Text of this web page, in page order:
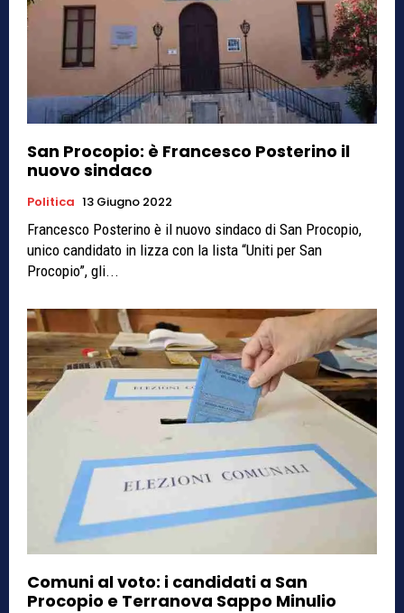
San Procopio: è Francesco Posterino il
nuovo sindaco
Politica 13 Giugno 2022
Francesco Posterino è il nuovo sindaco di San Procopio,
unico candidato in lizza con la lista “Uniti per San
Procopio”, gli...
Comuni al voto: i candidati a San
Procopio e Terranova Sappo Minulio